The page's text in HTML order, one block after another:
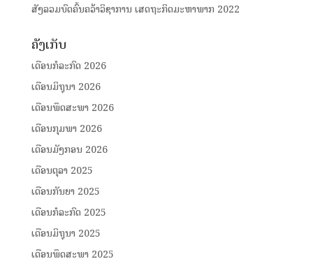
ສັງລວມບົດຄົ້ນຄວ້າວິຊາການ ເສດຖະກິດມະຫາພາກ 2022
ຄັງເກັບ
ເດືອນກໍລະກົດ 2026
ເດືອນມິຖຸນາ 2026
ເດືອນພຶດສະພາ 2026
ເດືອນກຸມພາ 2026
ເດືອນມັງກອນ 2026
ເດືອນຕຸລາ 2025
ເດືອນກັນຍາ 2025
ເດືອນກໍລະກົດ 2025
ເດືອນມິຖຸນາ 2025
ເດືອນພຶດສະພາ 2025